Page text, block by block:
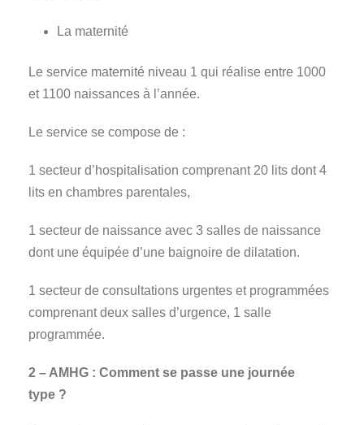
La maternité
Le service maternité niveau 1 qui réalise entre 1000
et 1100 naissances à l’année.
Le service se compose de :
1 secteur d’hospitalisation comprenant 20 lits dont 4
lits en chambres parentales,
1 secteur de naissance avec 3 salles de naissance
dont une équipée d’une baignoire de dilatation.
1 secteur de consultations urgentes et programmées
comprenant deux salles d’urgence, 1 salle
programmée.
2 – AMHG : Comment se passe une journée
type ?